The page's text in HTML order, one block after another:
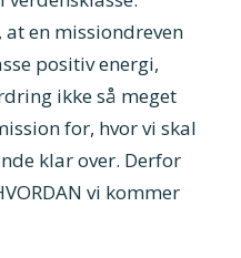
at en missiondreven
positiv energi,
ikke så meget
for, hvor vi skal
klar over. Derfor
vi kommer